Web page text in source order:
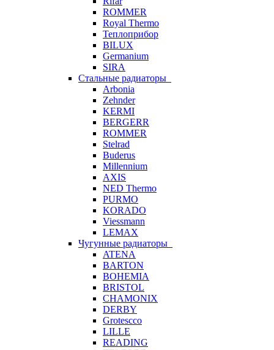
ROMMER
Royal Thermo
Теплоприбор
BILUX
Germanium
SIRA
Стальные радиаторы
Arbonia
Zehnder
KERMI
BERGERR
ROMMER
Stelrad
Buderus
Millennium
AXIS
NED Thermo
PURMO
KORADO
Viessmann
LEMAX
Чугунные радиаторы
ATENA
BARTON
BOHEMIA
BRISTOL
CHAMONIX
DERBY
Grotescco
LILLE
READING